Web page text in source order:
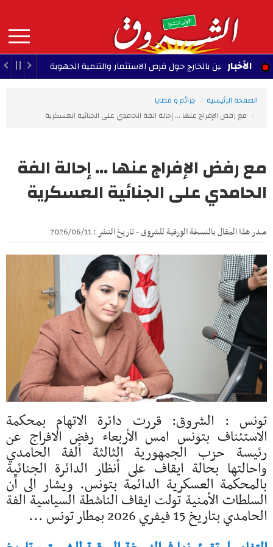
contenu
principal
MAIN
NAVIGATION الأخباربالخارج حول فرص الاستثمار والتنمية الجهوية 13:46 - 2026/08/06
الصفحة الرئيسية
جرائم و قضايا
مع رفض الإفراج عنها ... إحالة الفة الحامدي على الجنائية العسكرية
مع رفض الإفراج عنها ... إحالة الفة
الحامدي على الجنائية العسكرية
صدر هذا المقال بالنسخة الورقية للشروق - تاريخ النشر : 2026/06/11
تونس : الشروق: قررت دائرة الاتهام بمحكمة
الاستئناف بتونس امس الأربعاء رفض الافراج عن
رئيسة حزب الجمهورية الثالثة ألفة الحامدي
واحالتها بحالة ايقاف على أنظار الدائرة الجنائية
بالمحكمة العسكرية الدائمة بتونس. ويشار الى أن
السلطات الأمنية تولت ايقاف الناشطة السياسية الفة
الحامدي بتاريخ 15 فيفري 2026 بمطار تونس ...